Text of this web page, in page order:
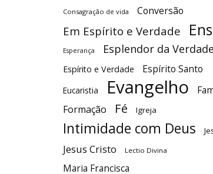
Consagração de vida Conversão
Em Espírito e Verdade
Esperança Esplendor da Verdade
Espírito e Verdade Espírito Santo
Eucaristia Evangelho
Formação
Fé Igreja
Intimidade com Deus
Jesus Cristo Lectio Divina
Maria Francisca